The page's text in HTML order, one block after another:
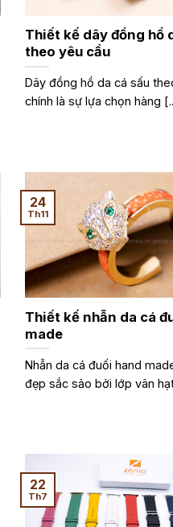
Thiết kế dây đồng hồ
theo yêu cầu
Dây đồng hồ da cá sấu
chính là sự lựa chọn hàng
Thiết kế nhẫn da cá
made
Nhẫn da cá đuối hand
đẹp sắc sảo bởi lớp vân
24
Th11
22
Th7